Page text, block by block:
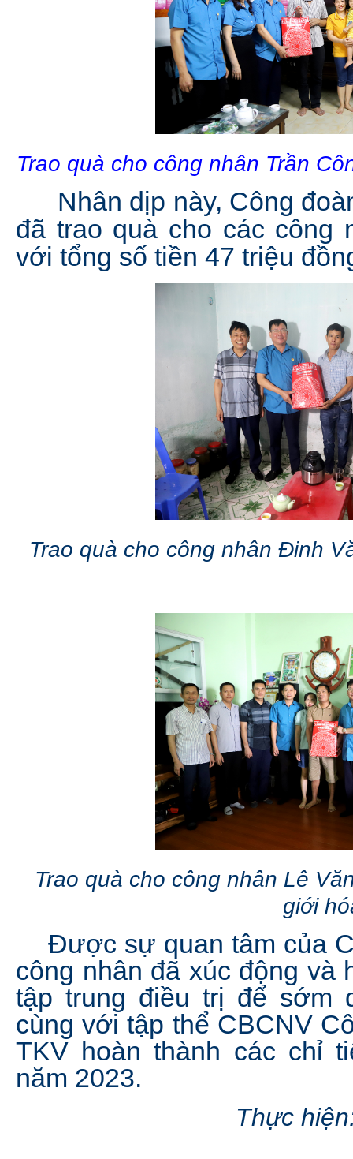
Trao quà cho công nhân Trần
Nhân dịp này, Công
đã trao quà cho các công
với tổng số tiền 47 triệu
Trao quà cho công nhân Đinh
Trao quà cho công nhân Lê
giới
Được sự quan tâm của
công nhân đã xúc động
tập trung điều trị để sớm
cùng với tập thể CBCNV
TKV hoàn thành các chỉ
năm 2023.
Thực